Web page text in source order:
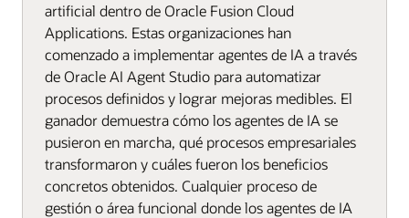
artificial dentro de Oracle Fusion Cloud
Applications. Estas organizaciones han
comenzado a implementar agentes de IA a través
de Oracle AI Agent Studio para automatizar
procesos definidos y lograr mejoras medibles. El
ganador demuestra cómo los agentes de IA se
pusieron en marcha, qué procesos empresariales
transformaron y cuáles fueron los beneficios
concretos obtenidos. Cualquier proceso de
gestión o área funcional donde los agentes de IA